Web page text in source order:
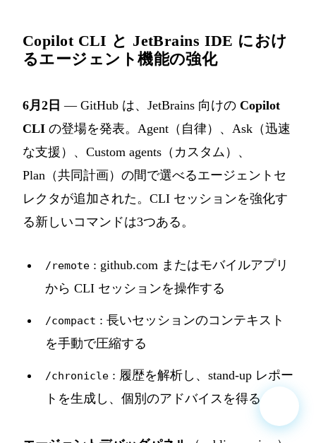
Copilot CLI と JetBrains IDE におけ
るエージェント機能の強化
6月2日 — GitHub は、JetBrains 向けの Copilot
CLI の登場を発表。Agent（自律）、Ask（迅速
な支援）、Custom agents（カスタム）、
Plan（共同計画）の間で選べるエージェントセ
レクタが追加された。CLI セッションを強化す
る新しいコマンドは3つある。
/remote : github.com またはモバイルアプリ
から CLI セッションを操作する
/compact : 長いセッションのコンテキスト
を手動で圧縮する
/chronicle : 履歴を解析し、stand-up レポー
トを生成し、個別のアドバイスを得る